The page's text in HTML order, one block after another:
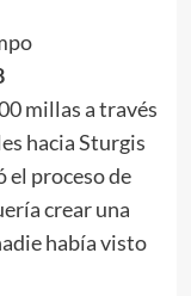
millas a través
hacia Sturgis
el proceso de
crear una
había visto